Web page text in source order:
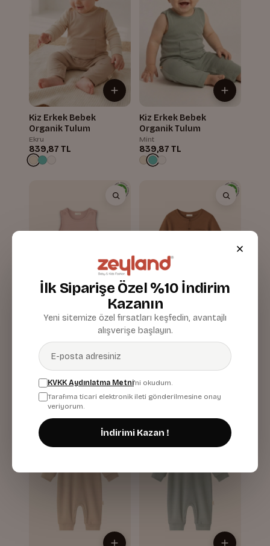
Kiz Erkek Bebek
Organik Tulum
Ekru
839,87 TL
Kiz Erkek Bebek
Organik Tulum
Mint
839,87 TL
Kiz Erkek Bebek
Organik Tulum
Pudra
Kiz Erkek Bebek
İlk Siparişe Özel %10 İndirim
Kazanın
Yeni sitemize özel fırsatları keşfedin, avantajlı
alışverişe başlayın.
KVKK Aydınlatma Metni'ni okudum.
Tarafıma ticari elektronik ileti gönderilmesine onay
veriyorum.
İndirimi Kazan !